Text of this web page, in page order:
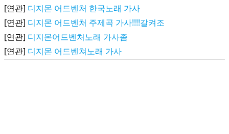
[연관] 디지몬 어드벤처 한국노래 가사
[연관] 디지몬 어드벤처 주제곡 가사!!!!갈켜조
[연관] 디지몬어드벤처노래 가사좀
[연관] 디지몬 어드벤쳐노래 가사